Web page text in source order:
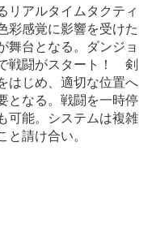
リアルタイムタクティ
彩感覚に影響を受けた
舞台となる。ダンジョ
戦闘がスタート！ 剣
はじめ、適切な位置へ
となる。戦闘を一時停
可能。システムは複雑
請け合い。